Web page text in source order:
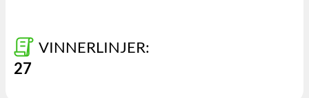
VINNERLINJER:
27